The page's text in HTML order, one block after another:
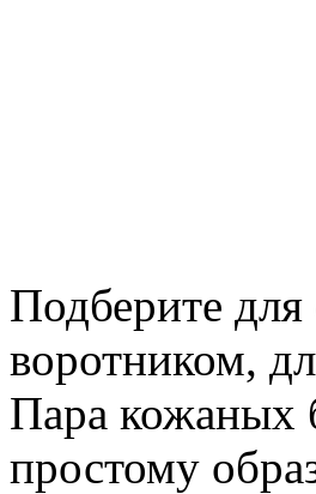
Подберите
воротником,
Пара кожаных
простому